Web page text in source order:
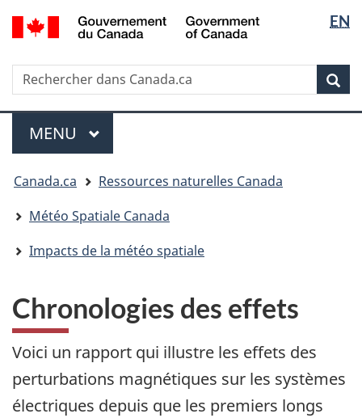
Passer
au
principal
Passer
à
sujet
du
gouvernement »
Passer
à
version
HTML
simplifiée
la
langue
EN
Rechercher
Rechercher
dans
Canada.ca
Menu
MENU PRINCIPAL
êtes
ici
Canada.ca
Ressources naturelles Canada
Météo Spatiale Canada
Impacts de la météo spatiale
Chronologies des effets
Voici un rapport qui illustre les effets des
perturbations magnétiques sur les systèmes
électriques depuis que les premiers longs